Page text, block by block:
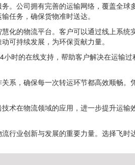
。公司拥有完善的运输网络，覆盖全
任务，确保货物准时送达。
化的物流平台。客户可以通过线上系
可持续发展，为环保贡献力量。
时的在线支持，帮助客户解决在运输
系，确保每一次转运环节都高效顺畅
术在物流领域的应用，进一步提升运
行业创新与发展的重要力量。选择飞